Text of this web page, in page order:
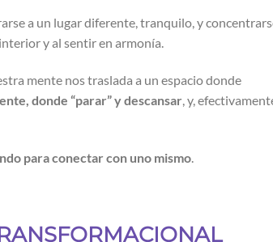
a un lugar diferente, tranquilo, y
y al sentir en armonía.
mente nos traslada a un espacio donde
donde “parar” y descansar, y,
para conectar con uno mismo.